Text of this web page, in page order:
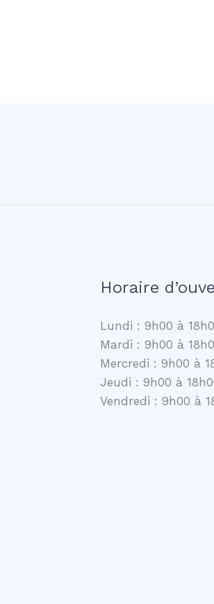
Horaire
Lundi : 9h00 à
Mardi : 9h00 à
Mercredi : 9h00 à
Jeudi : 9h00 à
Vendredi : 9h00 à